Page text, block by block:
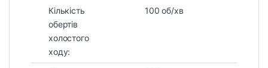
Кількість
обертів
холостого
ходу:
100 об/хв